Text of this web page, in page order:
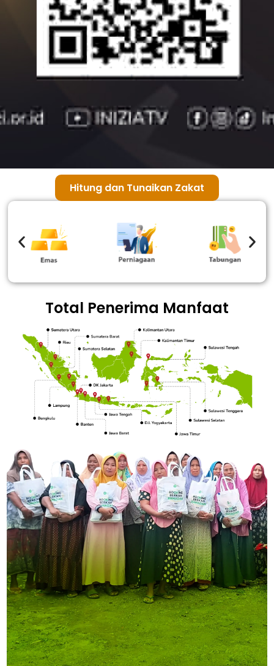
Hitung dan Tunaikan Zakat
Total Penerima Manfaat